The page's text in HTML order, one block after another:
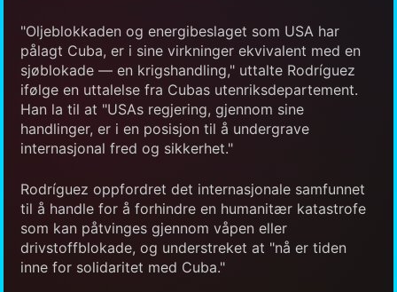
"Oljeblokkaden og energibeslaget som USA har
pålagt Cuba, er i sine virkninger ekvivalent med en
sjøblokade — en krigshandling," uttalte Rodríguez
ifølge en uttalelse fra Cubas utenriksdepartement.
Han la til at "USAs regjering, gjennom sine
handlinger, er i en posisjon til å undergrave
internasjonal fred og sikkerhet."
Rodríguez oppfordret det internasjonale samfunnet
til å handle for å forhindre en humanitær katastrofe
som kan påtvinges gjennom våpen eller
drivstoffblokade, og understreket at "nå er tiden
inne for solidaritet med Cuba."